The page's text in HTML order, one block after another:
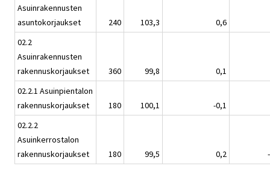
Asuinrakennusten
asuntokorjaukset
240 103,3
0,6
02.2
Asuinrakennusten
rakennuskorjaukset
360 99,8
0,1
02.2.1 Asuinpientalon
rakennuskorjaukset
180 100,1
-0,1
02.2.2
Asuinkerrostalon
rakennuskorjaukset
180 99,5 0,2